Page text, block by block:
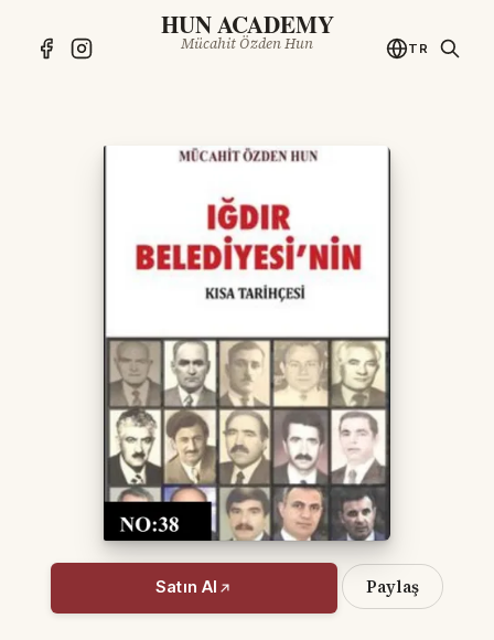
HUN ACADEMY
Mücahit Özden Hun TR
Satın Al Paylaş